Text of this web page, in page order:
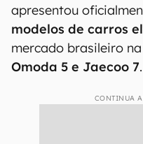
apresentou
modelos de carros
mercado brasileiro
Omoda 5 e Jaecoo 7.
CONTINUA